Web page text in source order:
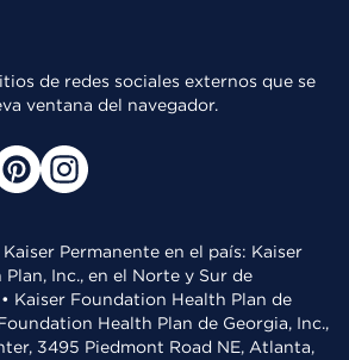
de redes sociales externos que se
ventana del navegador.
Permanente en el país: Kaiser
Inc., en el Norte y Sur de
Kaiser Foundation Health Plan de
Health Plan de Georgia, Inc.,
3495 Piedmont Road NE, Atlanta,